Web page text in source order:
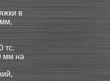
в
тс.
мм на